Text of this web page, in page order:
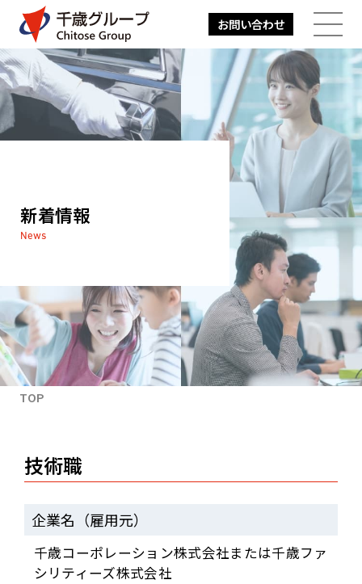
お問い合わせ メニューを
新着情報
News
TOP
技術職
企業名（雇用元）
千歳コーポレーション株式会社または千歳ファ
シリティーズ株式会社